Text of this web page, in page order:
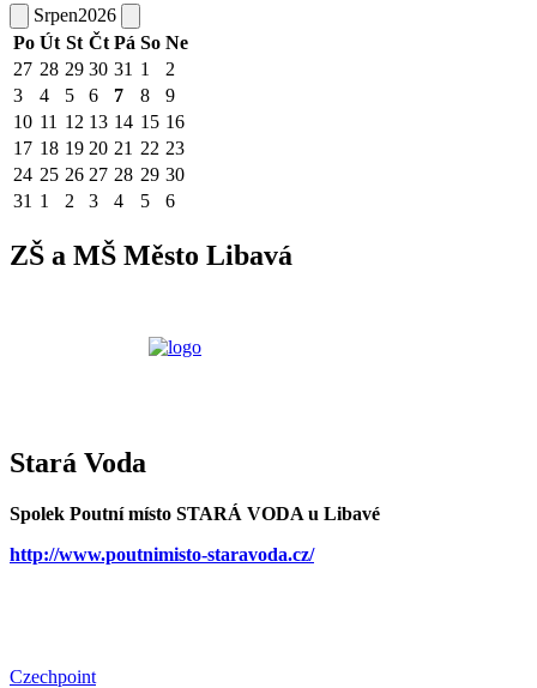
Srpen2026
Po Út St Čt Pá So Ne
27 28 29 30 31 1
2
3
4 5 6 7 8
9
10 11 12 13 14 15 16
17 18 19 20 21 22 23
24 25 26 27 28 29 30
31 1 2 3 4 5 6
ZŠ a MŠ Město Libavá
Stará Voda
Spolek Poutní místo STARÁ VODA u Libavé
http://www.poutnimisto-staravoda.cz/
Czechpoint